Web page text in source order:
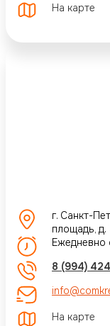
На карте
г. Санкт-
площадь, д.
Ежедневно
8 (994)
На карте